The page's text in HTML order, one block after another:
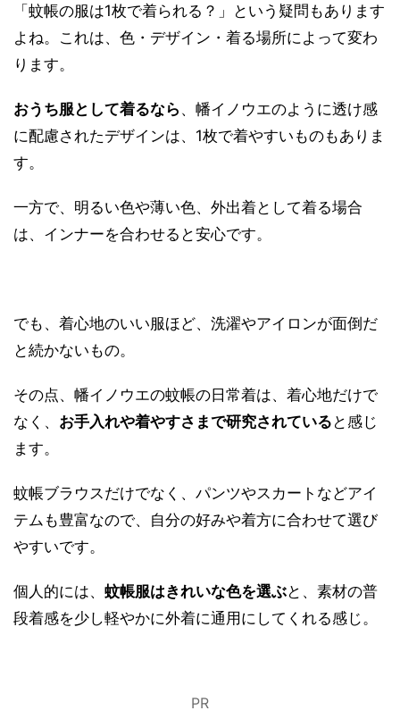
「蚊帳の服は1枚で着られる？」という疑問もあります
よね。これは、色・デザイン・着る場所によって変わ
ります。
おうち服として着るなら 、幡イノウエのように透け感
に配慮されたデザインは、1枚で着やすいものもありま
す。
一方で、明るい色や薄い色、外出着として着る場合
は、インナーを合わせると安心です。
でも、着心地のいい服ほど、洗濯やアイロンが面倒だ
と続かないもの。
その点、幡イノウエの蚊帳の日常着は、着心地だけで
なく、 お手入れや着やすさまで研究されている と感じ
ます。
蚊帳ブラウスだけでなく、パンツやスカートなどアイ
テムも豊富なので、自分の好みや着方に合わせて選び
やすいです。
個人的には、 蚊帳服はきれいな色を選ぶと、素材の普
段着感を少し軽やかに外着に通用にしてくれる感じ。
PR